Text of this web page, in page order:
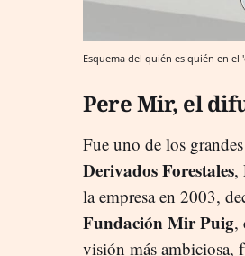
Esquema del quién es quién en el
Pere Mir, el
Fue uno de los
Derivados Forestales,
la empresa en 2003,
Fundación Mir Puig,
visión más ambiciosa,